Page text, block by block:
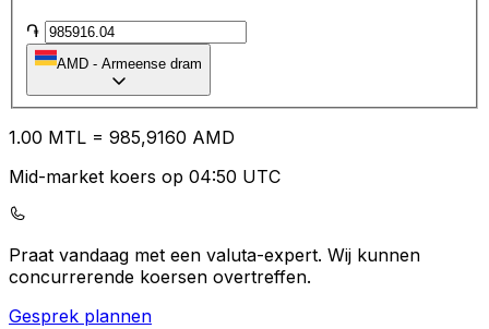
֏
AMD - Armeense dram
1.00 MTL = 985,9160 AMD
Mid-market koers op 04:50 UTC
Praat vandaag met een valuta-expert. Wij kunnen
concurrerende koersen overtreffen.
Gesprek plannen